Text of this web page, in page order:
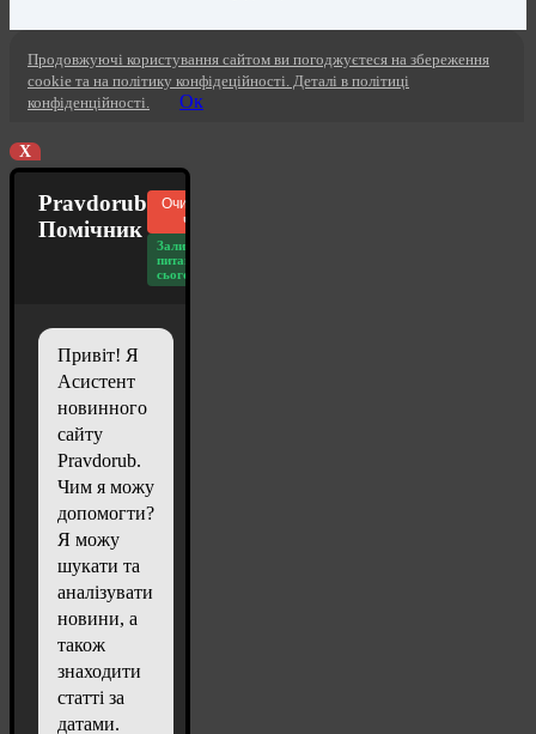
Продовжуючі користування сайтом ви погоджуєтеся на збереження
cookie та на політику конфідеційності. Деталі в політиці
конфіденційності.
Ок
X
Pravdorub
Помічник
Очистити
чат
Залишилось
питань
сьогодні: 20
Привіт! Я
Асистент
новинного
сайту
Pravdorub.
Чим я можу
допомогти?
Я можу
шукати та
аналізувати
новини, а
також
знаходити
статті за
датами.